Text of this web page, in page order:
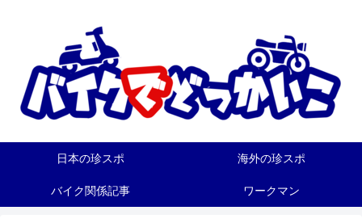
日本の珍スポ 海外の珍スポ
バイク関係記事 ワークマン